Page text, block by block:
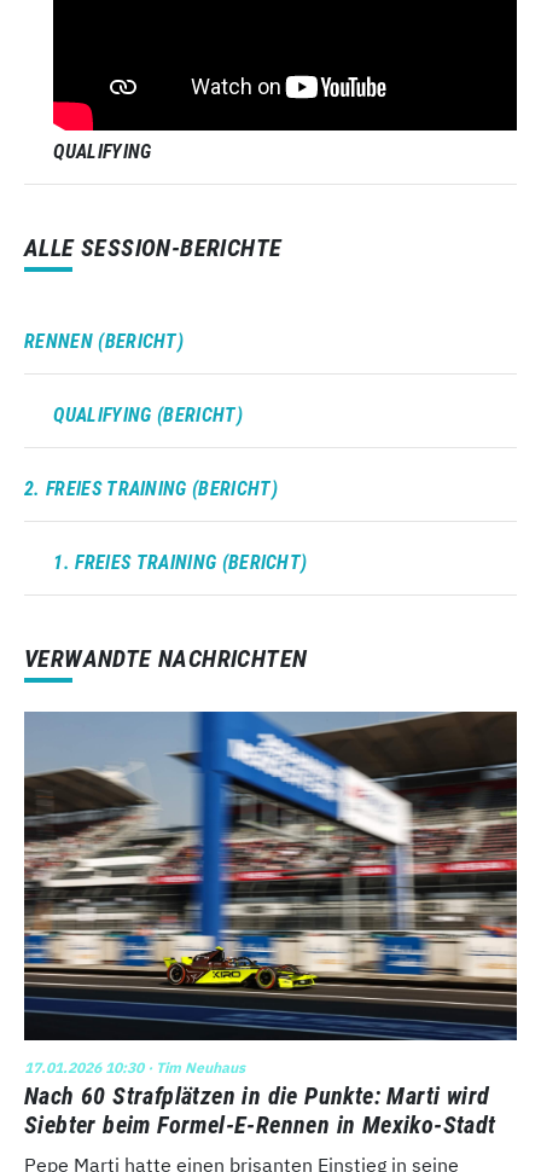
QUALIFYING
ALLE SESSION-BERICHTE
RENNEN (BERICHT)
QUALIFYING (BERICHT)
2. FREIES TRAINING (BERICHT)
1. FREIES TRAINING (BERICHT)
VERWANDTE NACHRICHTEN
17.01.2026 10:30· Tim Neuhaus
Nach 60 Strafplätzen in die Punkte: Marti wird
Siebter beim Formel-E-Rennen in Mexiko-Stadt
Pepe Marti hatte einen brisanten Einstieg in seine